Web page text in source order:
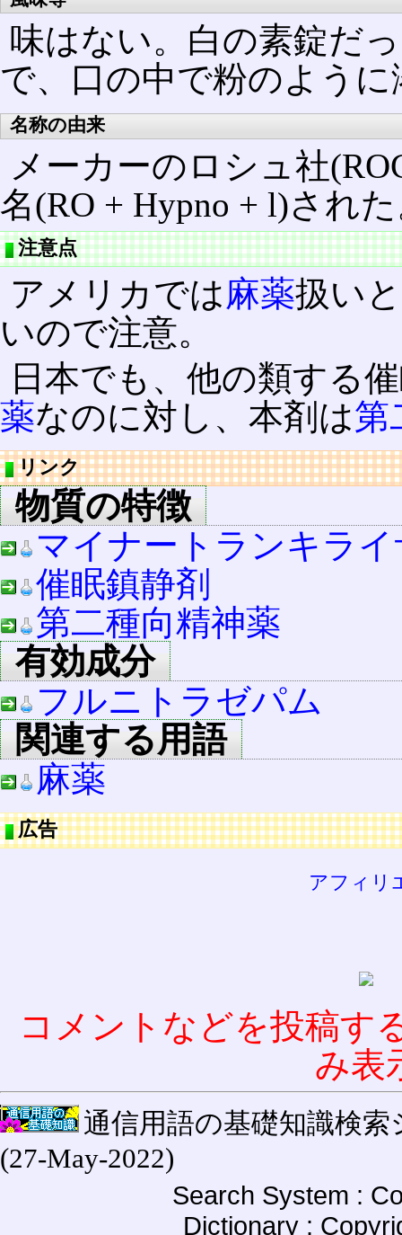
味はない。白の素錠だ
で、口の中で粉のように
名称の由来
メーカーのロシュ社
名(RO + Hypno + l)され
注意点
アメリカでは麻薬扱い
いので注意。
日本でも、他の類する
薬なのに対し、本剤は第
リンク
物質の特徴
マイナートランキラ
催眠鎮静剤
第二種向精神薬
有効成分
フルニトラゼパム
関連する用語
麻薬
広告
アフィリ
コメントなどを投稿す
み表
通信用語の基礎知識検索
(27-May-2022)
Search System :
Dictionary :